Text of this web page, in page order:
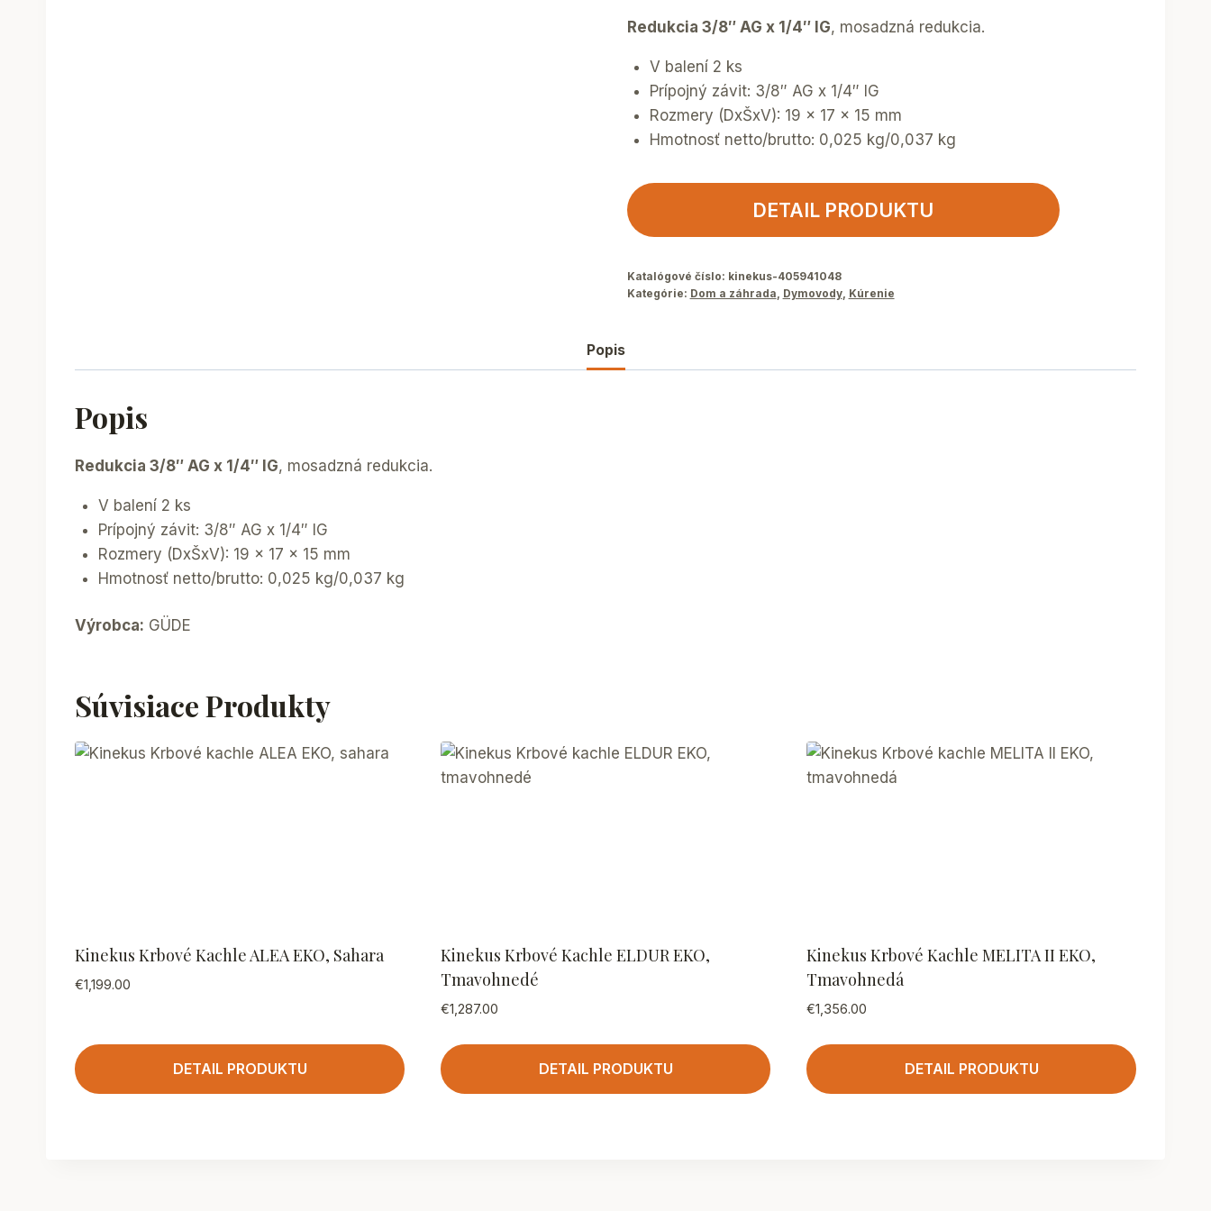
Redukcia 3/8″ AG x 1/4″ IG, mosadzná redukcia.
V balení 2 ks
Prípojný závit: 3/8″ AG x 1/4″ IG
Rozmery (DxŠxV): 19 x 17 x 15 mm
Hmotnosť netto/brutto: 0,025 kg/0,037 kg
DETAIL PRODUKTU
Katalógové číslo: kinekus-405941048
Kategórie: Dom a záhrada, Dymovody, Kúrenie
Popis
Popis
Redukcia 3/8″ AG x 1/4″ IG, mosadzná redukcia.
V balení 2 ks
Prípojný závit: 3/8″ AG x 1/4″ IG
Rozmery (DxŠxV): 19 x 17 x 15 mm
Hmotnosť netto/brutto: 0,025 kg/0,037 kg
Výrobca: GÜDE
Súvisiace Produkty
Kinekus Krbové Kachle ALEA EKO, Sahara
€1,199.00
DETAIL PRODUKTU
Kinekus Krbové Kachle ELDUR EKO,
Tmavohnedé
€1,287.00
DETAIL PRODUKTU
Kinekus Krbové Kachle MELITA II EKO,
Tmavohnedá
€1,356.00
DETAIL PRODUKTU